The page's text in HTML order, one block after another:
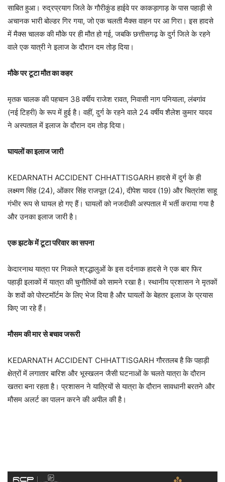
साबित हुआ। रुद्रप्रयाग जिले के गौरीकुंड हाईवे पर काकड़ागाड़ के पास पहाड़ी से
अचानक भारी बोल्डर गिर गया, जो एक चलती मैक्स वाहन पर आ गिरा। इस हादसे
में मैक्स चालक की मौके पर ही मौत हो गई, जबकि छत्तीसगढ़ के दुर्ग जिले के रहने
वाले एक यात्री ने इलाज के दौरान दम तोड़ दिया।
मौके पर टूटा मौत का कहर
मृतक चालक की पहचान 38 वर्षीय राजेश रावत, निवासी नाग पनियाला, लंबगांव
(नई टिहरी) के रूप में हुई है। वहीं, दुर्ग के रहने वाले 24 वर्षीय शैलेश कुमार यादव
ने अस्पताल में इलाज के दौरान दम तोड़ दिया।
घायलों का इलाज जारी
KEDARNATH ACCIDENT CHHATTISGARH हादसे में दुर्ग के ही
लक्ष्मण सिंह (24), ओंकार सिंह राजपूत (24), दीपेश यादव (19) और चित्रांश साहू
गंभीर रूप से घायल हो गए हैं। घायलों को नजदीकी अस्पताल में भर्ती कराया गया है
और उनका इलाज जारी है।
एक झटके में टूटा परिवार का सपना
केदारनाथ यात्रा पर निकले श्रद्धालुओं के इस दर्दनाक हादसे ने एक बार फिर
पहाड़ी इलाकों में यात्रा की चुनौतियों को सामने रखा है। स्थानीय प्रशासन ने मृतकों
के शवों को पोस्टमॉर्टम के लिए भेज दिया है और घायलों के बेहतर इलाज के प्रयास
किए जा रहे हैं।
मौसम की मार से बचाव जरूरी
KEDARNATH ACCIDENT CHHATTISGARH गौरतलब है कि पहाड़ी
क्षेत्रों में लगातार बारिश और भूस्खलन जैसी घटनाओं के चलते यात्रा के दौरान
खतरा बना रहता है। प्रशासन ने यात्रियों से यात्रा के दौरान सावधानी बरतने और
मौसम अलर्ट का पालन करने की अपील की है।